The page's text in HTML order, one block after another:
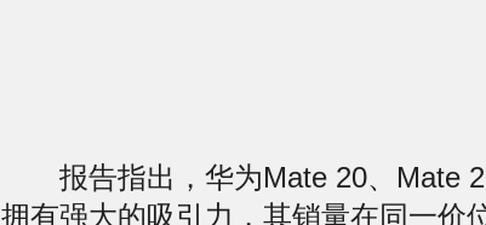
报告指出，华为Mate 20、Mate
拥有强大的吸引力，其销量在同一价